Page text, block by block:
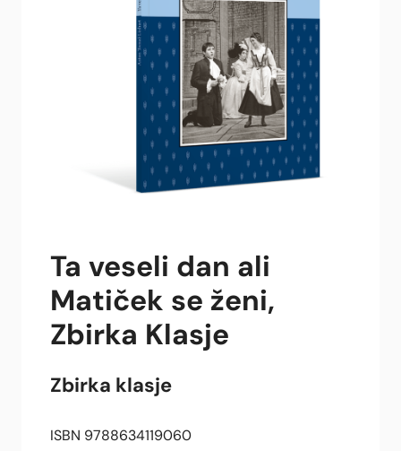
Ta veseli dan ali
Matiček se ženi,
Zbirka Klasje
Zbirka klasje
ISBN 9788634119060